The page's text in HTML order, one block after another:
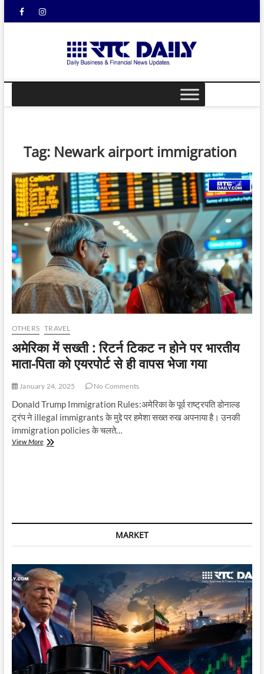
FacebookInstagram
DAILY
Tag: Newark airport immigration
OTHERS TRAVEL
अमेरिका में सख्ती : रिटर्न टिकट न होने पर भारतीय
माता-पिता को एयरपोर्ट से ही वापस भेजा गया
January 24, 2025 No Comments
Donald Trump Immigration Rules:अमेरिका के पूर्व राष्ट्रपति डोनाल्ड
ट्रंप ने illegal immigrants के मुद्दे पर हमेशा सख्त रुख अपनाया है। उनकी
immigration policies के चलते…
View Moreअमेरिका
पर
माता-
को
एयरपोर्ट
से
ही
वापस
भेजा
गया
MARKET